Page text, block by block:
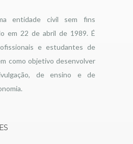
entidade civil sem fins
em 22 de abril de 1989. É
e estudantes de
como objetivo desenvolver
de ensino e de